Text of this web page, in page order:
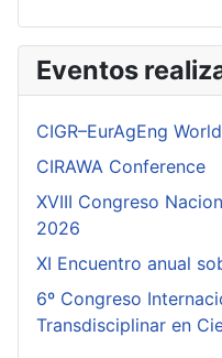
Eventos
CIGR–EurAgEng
CIRAWA Conference
XVIII Congreso
2026
XI Encuentro anual
6º Congreso
Transdisciplinar en